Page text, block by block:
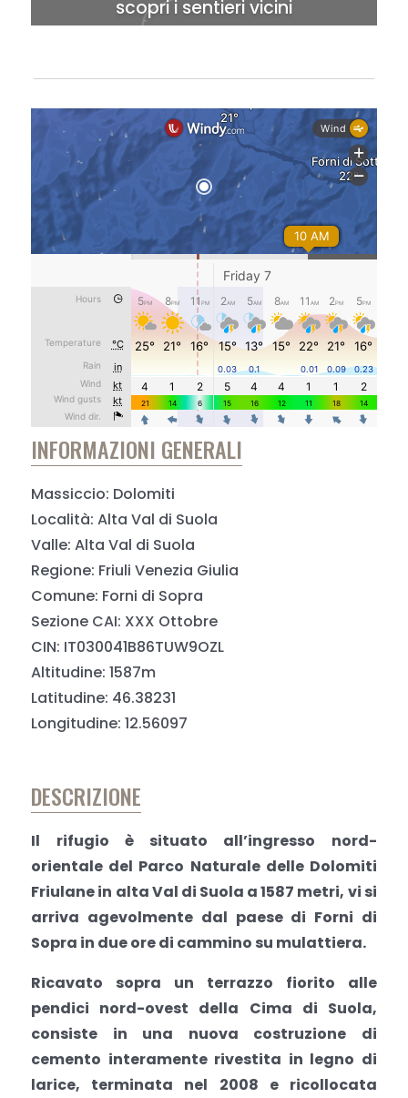
scopri i sentieri vicini
INFORMAZIONI GENERALI
Massiccio: Dolomiti
Località: Alta Val di Suola
Valle: Alta Val di Suola
Regione: Friuli Venezia Giulia
Comune: Forni di Sopra
Sezione CAI: XXX Ottobre
CIN: IT030041B86TUW9OZL
Altitudine: 1587m
Latitudine: 46.38231
Longitudine: 12.56097
DESCRIZIONE
Il rifugio è situato all’ingresso nord-
orientale del Parco Naturale delle Dolomiti
Friulanein alta Val di Suola a 1587 metri, vi si
arriva agevolmente dal paese di Forni di
Sopra in due ore di cammino su mulattiera.
Ricavato sopra un terrazzo fiorito alle
pendici nord-ovest della Cima di Suola,
consiste in una nuova costruzione di
cemento interamente rivestita in legno di
larice, terminata nel 2008 e ricollocata